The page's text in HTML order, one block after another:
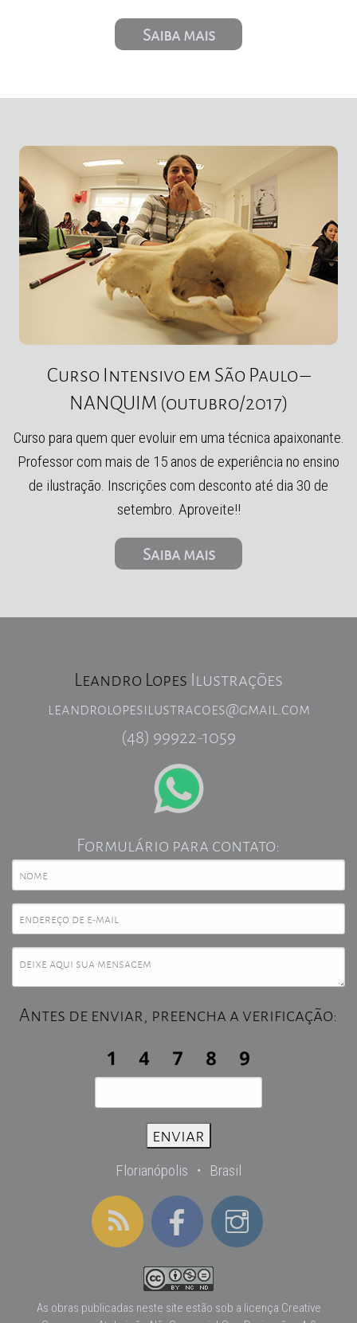
Saiba mais
Curso Intensivo em São Paulo –
NANQUIM (outubro/2017)
Curso para quem quer evoluir em uma técnica apaixonante.
Professor com mais de 15 anos de experiência no ensino
de ilustração. Inscrições com desconto até dia 30 de
setembro. Aproveite!!
Saiba mais
Leandro Lopes Ilustrações
leandrolopesilustracoes@gmail.com
(48) 99922-1059
Formulário para contato:
Antes de enviar, preencha a verificação:
Florianópolis ・ Brasil
As obras publicadas neste site estão sob a licença Creative